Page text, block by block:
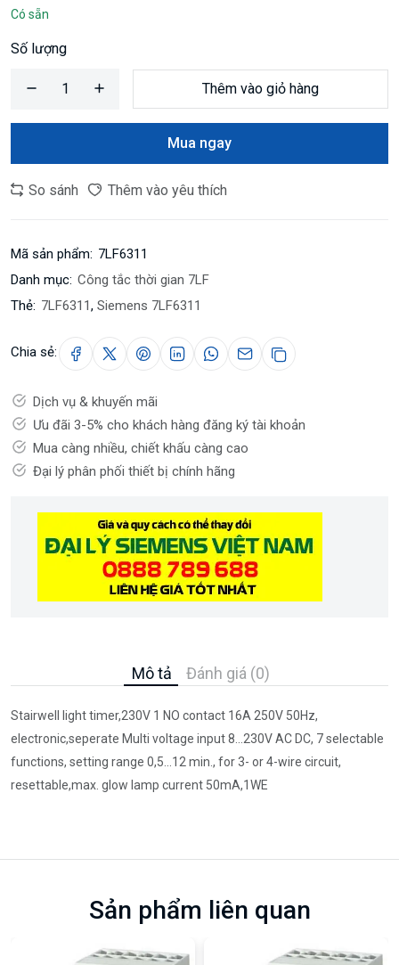
Có sẵn
Số lượng
Thêm vào giỏ hàng
Mua ngay
So sánh Thêm vào yêu thích
Mã sản phẩm: 7LF6311
Danh mục: Công tắc thời gian 7LF
Thẻ: 7LF6311, Siemens 7LF6311
Chia sẻ:
Dịch vụ & khuyến mãi
Ưu đãi 3-5% cho khách hàng đăng ký tài khoản
Mua càng nhiều, chiết khấu càng cao
Đại lý phân phối thiết bị chính hãng
Mô tả Đánh giá (0)
Stairwell light timer,230V 1 NO contact 16A 250V 50Hz,
electronic,seperate Multi voltage input 8...230V AC DC, 7 selectable
functions, setting range 0,5...12 min., for 3- or 4-wire circuit,
resettable,max. glow lamp current 50mA,1WE
Sản phẩm liên quan